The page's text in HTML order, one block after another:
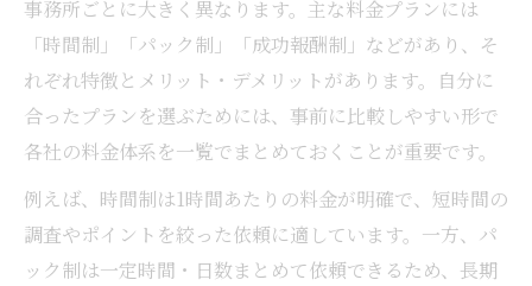
事務所ごとに大きく異なります。主な料金プランには
「時間制」「パック制」「成功報酬制」などがあり、そ
れぞれ特徴とメリット・デメリットがあります。自分に
合ったプランを選ぶためには、事前に比較しやすい形で
各社の料金体系を一覧でまとめておくことが重要です。
例えば、時間制は1時間あたりの料金が明確で、短時間の
調査やポイントを絞った依頼に適しています。一方、パ
ック制は一定時間・日数まとめて依頼できるため、長期